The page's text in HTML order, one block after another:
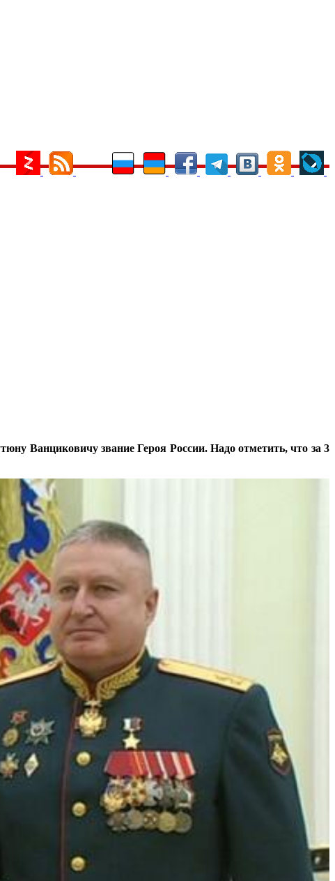
Ванциковичу звание Героя России. Надо отметить, что за 3